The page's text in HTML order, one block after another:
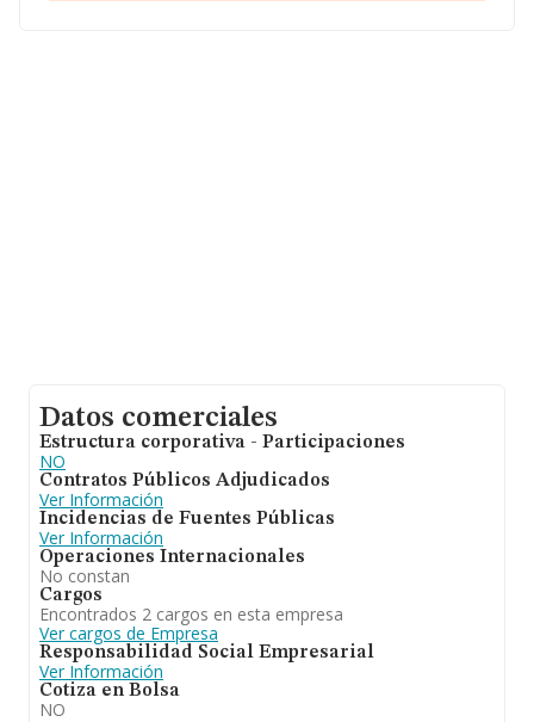
Datos comerciales
Estructura corporativa - Participaciones
NO
Contratos Públicos Adjudicados
Ver Información
Incidencias de Fuentes Públicas
Ver Información
Operaciones Internacionales
No constan
Cargos
Encontrados 2 cargos en esta empresa
Ver cargos de Empresa
Responsabilidad Social Empresarial
Ver Información
Cotiza en Bolsa
NO